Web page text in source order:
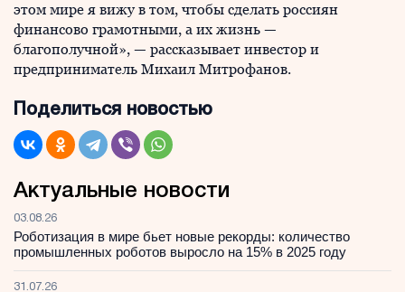
этом мире я вижу в том, чтобы сделать россиян
финансово грамотными, а их жизнь —
благополучной», — рассказывает инвестор и
предприниматель Михаил Митрофанов.
Поделиться новостью
Актуальные новости
03.08.26
Роботизация в мире бьет новые рекорды: количество
промышленных роботов выросло на 15% в 2025 году
31.07.26